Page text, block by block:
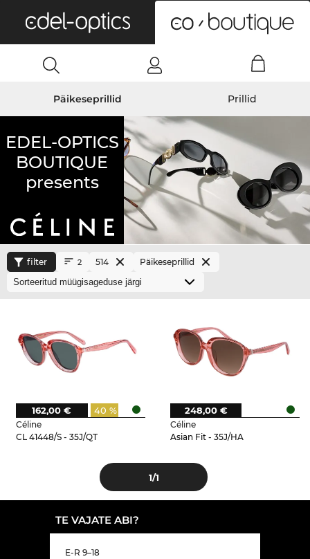
Päikeseprillid Prillid
EDEL-OPTICS
BOUTIQUE
presents
filter 2 514 Päikeseprillid
Céline
CL 41448/S - 35J/QT
40 %
162,00 €
Céline
Asian Fit - 35J/HA
248,00 €
1/1
TE VAJATE ABI?
E-R 9–18